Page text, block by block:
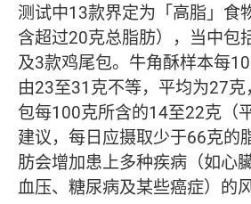
测试中13款界定为「高脂」食
含超过20克总脂肪），当中包
及3款鸡尾包。牛角酥样本每
由23至31克不等，平均为27
包每100克所含的14至22克（
建议，每日应摄取少于66克的
肪会增加患上多种疾病（如心
血压、糖尿病及某些癌症）的风